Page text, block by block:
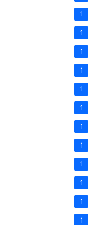
1
1
1
1
1
1
1
1
1
1
1
1